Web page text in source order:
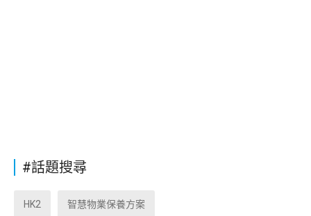
#話題搜尋
HK2 智慧物業保養方案